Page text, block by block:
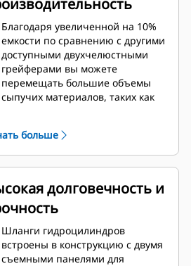
Благодаря увеличенной на 10%
емкости по сравнению с другими
доступными двухчелюстными
грейферами вы можете
перемещать большие объемы
сыпучих материалов, таких как
для сыпучих материалов
обеспечивает перемещение
грузов в промышленном
Высокое замыкающее усилие
челюстей грейфера в сочетании
закрыванием помогает сократить
продолжительность цикла и
больше
долговечность и
Шланги гидроцилиндров
встроены в конструкцию с двумя
съемными панелями для